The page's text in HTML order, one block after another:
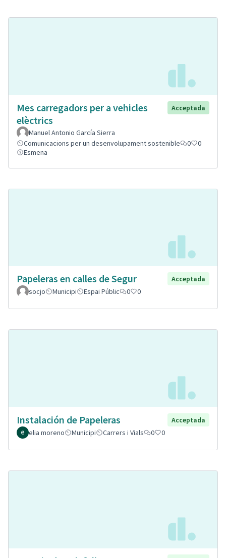
Mes carregadors per a vehicles
elèctrics
Acceptada
Manuel Antonio García Sierra
Comunicacions per un desenvolupament sostenible
0
0
Esmena
Papeleras en calles de Segur
Acceptada
socjo
Municipi Espai Públic 0 0
Instalación de Papeleras
Acceptada
elia moreno
Municipi Carrers i Vials 0 0